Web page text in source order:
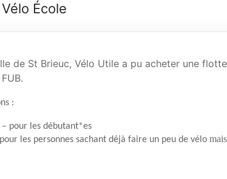
École
de St Brieuc, Vélo Utile a pu acheter une
:
– pour les débutant*es
les personnes sachant déjà faire un peu de vélo